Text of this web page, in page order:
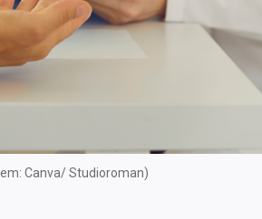
Canva/ Studioroman)